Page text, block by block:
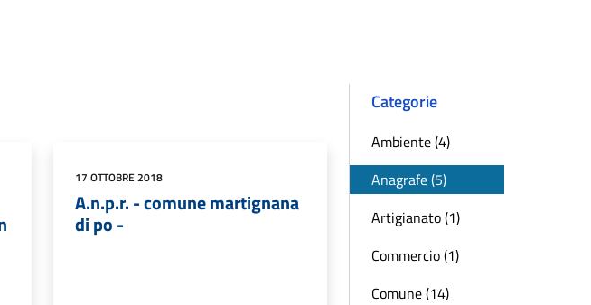
17 OTTOBRE 2018
A.n.p.r. - comune martignana
di po -
Categorie
Ambiente (4)
Anagrafe (5)
Artigianato (1)
Commercio (1)
Comune (14)